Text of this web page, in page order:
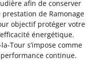
afin de conserver
de Ramonage
objectif protéger votre
énergétique.
Tour s’impose comme
continue.